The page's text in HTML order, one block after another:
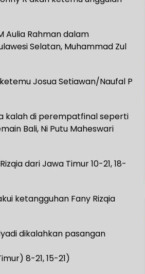
Aulia Rahman dalam
Selatan, Muhammad Zul
Josua Setiawan/Naufal P
kalah di perempatfinal seperti
Bali, Ni Putu Maheswari
dari Jawa Timur 10-21, 18-
ketangguhan Fany Rizqia
dikalahkan pasangan
8-21, 15-21)